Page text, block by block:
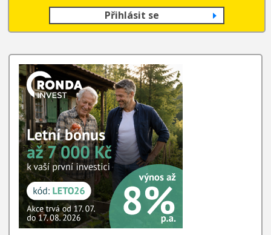
Přihlásit se